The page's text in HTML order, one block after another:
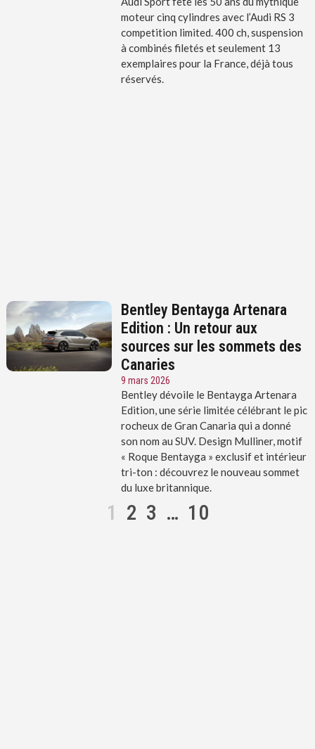
moteur cinq cylindres avec l’Audi RS 3
competition limited. 400 ch, suspension
à combinés filetés et seulement 13
exemplaires pour la France, déjà tous
réservés.
Bentley Bentayga Artenara
Edition : Un retour aux
sources sur les sommets des
Canaries
9 mars 2026
Bentley dévoile le Bentayga Artenara
Edition, une série limitée célébrant le pic
rocheux de Gran Canaria qui a donné
son nom au SUV. Design Mulliner, motif
« Roque Bentayga » exclusif et intérieur
tri-ton : découvrez le nouveau sommet
du luxe britannique.
1 2 3 … 10